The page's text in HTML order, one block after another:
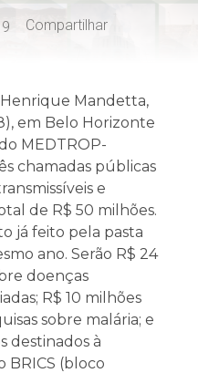
Compartilhar
Mandetta,
em Belo Horizonte
MEDTROP-
chamadas públicas
e
de R$ 50 milhões.
já feito pela pasta
ano. Serão R$ 24
doenças
R$ 10 milhões
sobre malária; e
destinados à
(bloco